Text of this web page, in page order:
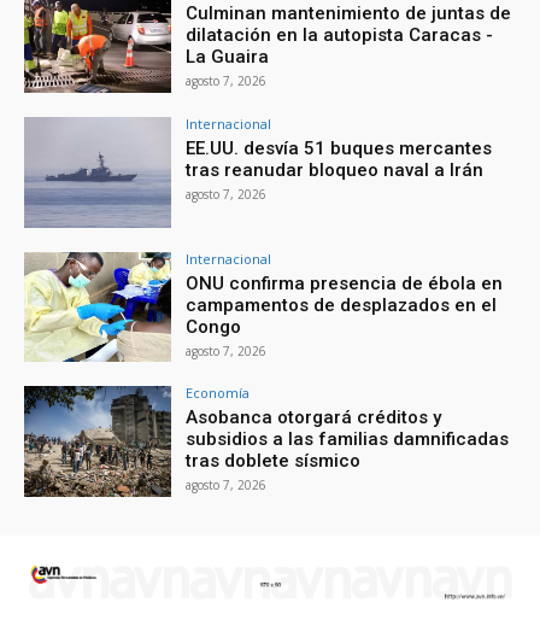
Culminan mantenimiento de juntas de
dilatación en la autopista Caracas -
La Guaira
agosto 7, 2026
Internacional
EE.UU. desvía 51 buques mercantes
tras reanudar bloqueo naval a Irán
agosto 7, 2026
Internacional
ONU confirma presencia de ébola en
campamentos de desplazados en el
Congo
agosto 7, 2026
Economía
Asobanca otorgará créditos y
subsidios a las familias damnificadas
tras doblete sísmico
agosto 7, 2026